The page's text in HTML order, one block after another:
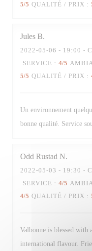
5/5 QUALITÉ / PRIX :
Jules B
2022-05-06 - 19:00 -
SERVICE : 4/5
5/5 QUALITÉ / PRIX :
Un environnement
bonne qualité. Service
Odd Rustad N
2022-05-03 - 19:30 -
SERVICE : 4/5
4/5 QUALITÉ / PRIX :
Valbonne is blessed
international flavour.